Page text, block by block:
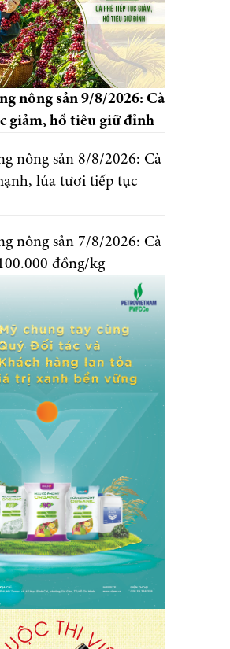
nông sản 9/8/2026: Cà
giảm, hồ tiêu giữ đỉnh
nông sản 8/8/2026: Cà
lúa tươi tiếp tục
nông sản 7/8/2026: Cà
đồng/kg